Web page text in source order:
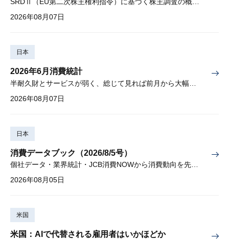
SRDⅡ（EU第二次株主権利指令）に基づく株主調査の概要と課題
2026年08月07日
日本
2026年6月消費統計
2026年08月07日
日本
消費データブック（2026/8/5号）
個社データ・業界統計・JCB消費NOWから消費動向を先取り
2026年08月05日
米国
米国：AIで代替される雇用者はいかほどか